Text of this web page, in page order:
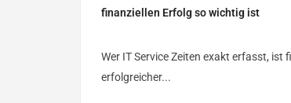
finanziellen Erfolg so wichtig ist
Wer IT Service Zeiten exakt erfasst, ist
erfolgreicher...